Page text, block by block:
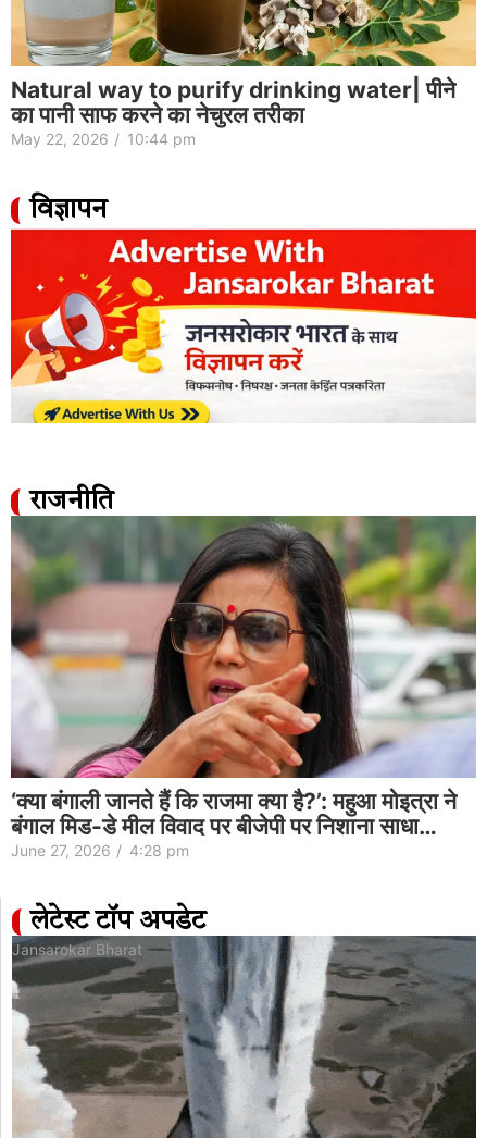
Natural way to purify drinking water| पीने
का पानी साफ करने का नेचुरल तरीका
May 22, 2026 / 10:44 pm
विज्ञापन
राजनीति
‘क्या बंगाली जानते हैं कि राजमा क्या है?’: महुआ मोइत्रा ने
बंगाल मिड-डे मील विवाद पर बीजेपी पर निशाना साधा…
June 27, 2026 / 4:28 pm
लेटेस्ट टॉप अपडेट
Jansarokar Bharat